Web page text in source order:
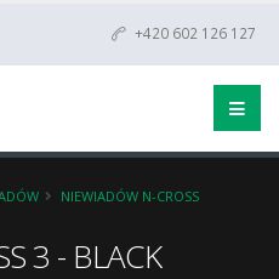
+420 602 126 127
NIEWIADÓW N-CROSS
3 - BLACK